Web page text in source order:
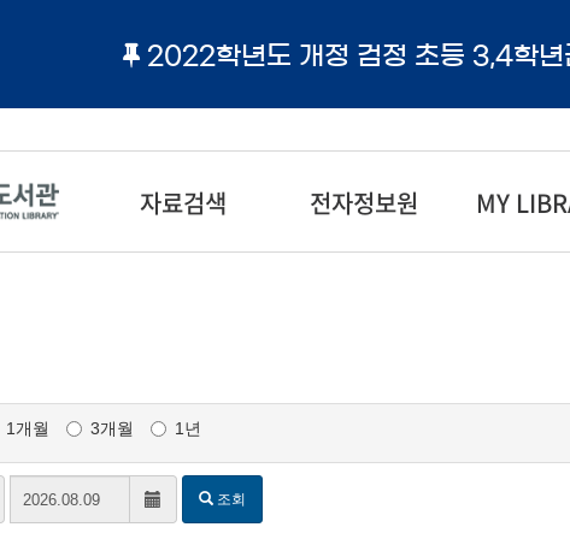
2022학년도 개정 검정 초등 3,4학년
자료검색 전자정보원 MY
1개월 3개월 1년
종료날짜:
종료날짜
조회